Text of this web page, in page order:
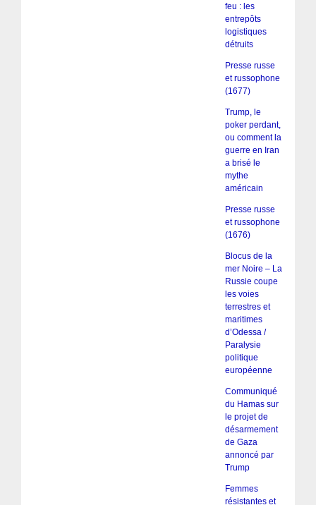
feu : les
entrepôts
logistiques
détruits
Presse russe
et russophone
(1677)
Trump, le
poker perdant,
ou comment la
guerre en Iran
a brisé le
mythe
américain
Presse russe
et russophone
(1676)
Blocus de la
mer Noire – La
Russie coupe
les voies
terrestres et
maritimes
d’Odessa /
Paralysie
politique
européenne
Communiqué
du Hamas sur
le projet de
désarmement
de Gaza
annoncé par
Trump
Femmes
résistantes et